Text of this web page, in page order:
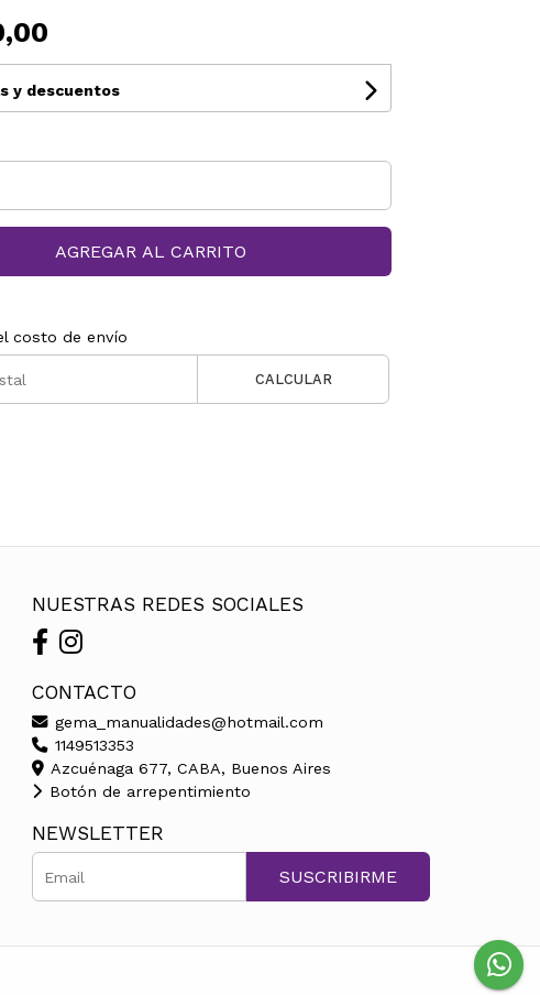
y descuentos
AGREGAR AL CARRITO
costo de envío
CALCULAR
NUESTRAS REDES SOCIALES
CONTACTO
gema_manualidades@hotmail.com
1149513353
Azcuénaga 677, CABA, Buenos Aires
Botón de arrepentimiento
NEWSLETTER
SUSCRIBIRME